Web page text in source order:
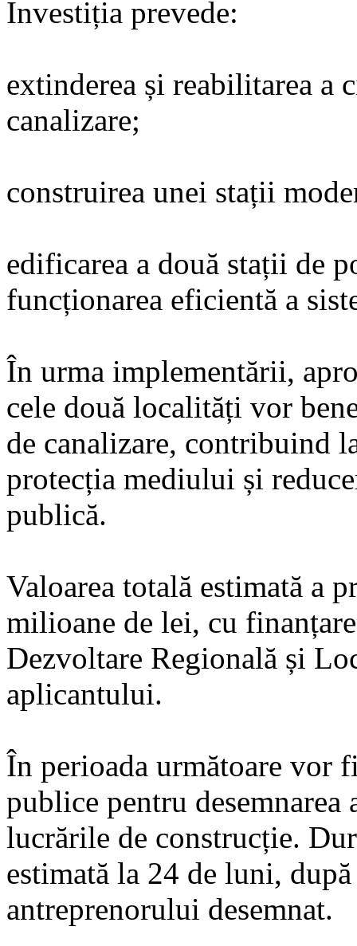
Investiția prevede:
extinderea și reabilitarea a
canalizare;
construirea unei stații
edificarea a două stații de
funcționarea eficientă a
În urma implementării,
cele două localități vor
de canalizare, contribuind
protecția mediului și
publică.
Valoarea totală estimată a
milioane de lei, cu
Dezvoltare Regională și
aplicantului.
În perioada următoare vor
publice pentru
lucrările de construcție.
estimată la 24 de luni,
antreprenorului desemnat.